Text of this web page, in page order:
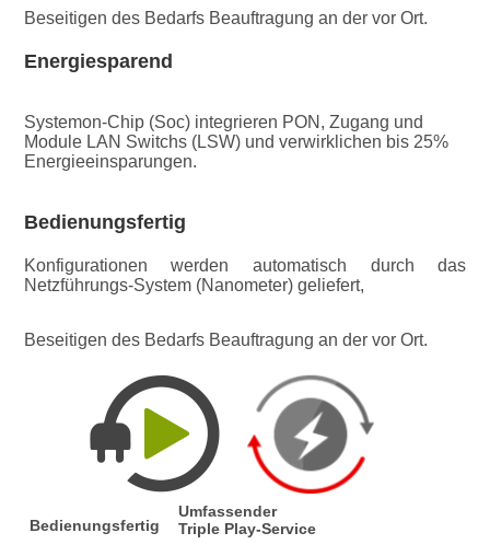
Beseitigen des Bedarfs Beauftragung an der vor Ort.
Energiesparend
Systemon-Chip (Soc) integrieren PON, Zugang und
Module LAN Switchs (LSW) und verwirklichen bis 25%
Energieeinsparungen.
Bedienungsfertig
Konfigurationen werden automatisch durch das
Netzführungs-System (Nanometer) geliefert,
Beseitigen des Bedarfs Beauftragung an der vor Ort.
Bedienungsfertig
Umfassender
Triple Play-Service